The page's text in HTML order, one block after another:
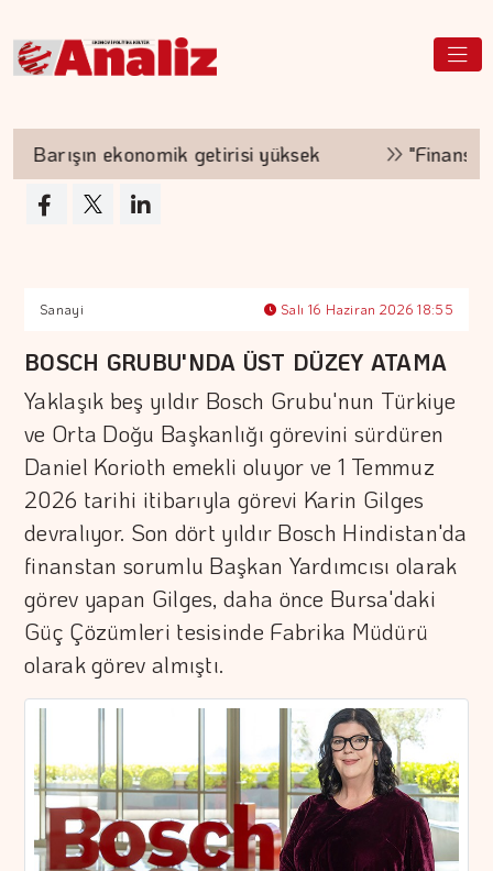
Barışın ekonomik getirisi yüksek
Sanayi Salı 16 Haziran 2026 18:55
BOSCH GRUBU'NDA ÜST DÜZEY ATAMA
Yaklaşık beş yıldır Bosch Grubu'nun Türkiye
ve Orta Doğu Başkanlığı görevini sürdüren
Daniel Korioth emekli oluyor ve 1 Temmuz
2026 tarihi itibarıyla görevi Karin Gilges
devralıyor. Son dört yıldır Bosch Hindistan'da
finanstan sorumlu Başkan Yardımcısı olarak
görev yapan Gilges, daha önce Bursa'daki
Güç Çözümleri tesisinde Fabrika Müdürü
olarak görev almıştı.